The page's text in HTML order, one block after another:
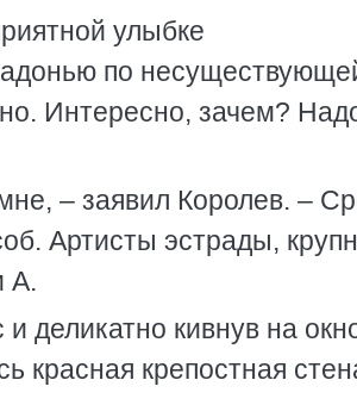
улыбке
по
Интересно, зачем?
– заявил Королев. –
Артисты эстрады,
А.
деликатно кивнув на
красная крепостная